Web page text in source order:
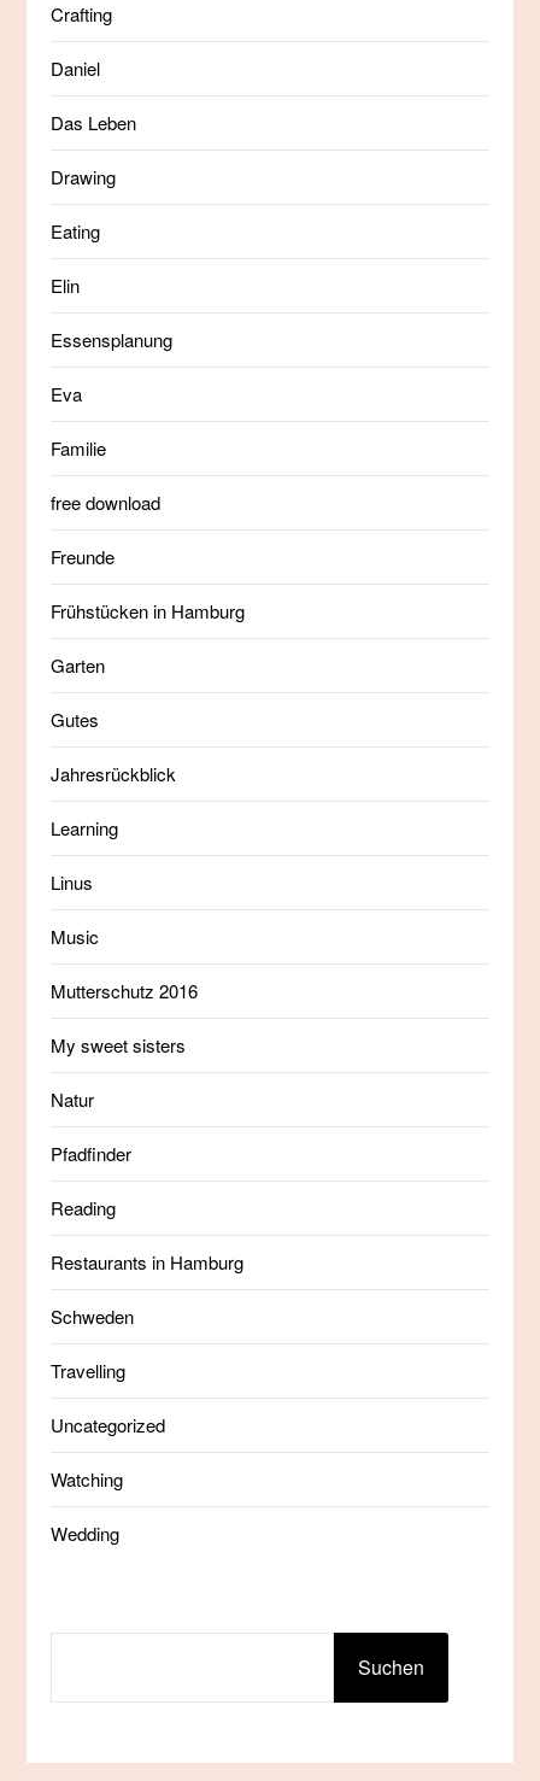
Crafting
Daniel
Das Leben
Drawing
Eating
Elin
Essensplanung
Eva
Familie
free download
Freunde
Frühstücken in Hamburg
Garten
Gutes
Jahresrückblick
Learning
Linus
Music
Mutterschutz 2016
My sweet sisters
Natur
Pfadfinder
Reading
Restaurants in Hamburg
Schweden
Travelling
Uncategorized
Watching
Wedding
Suchen